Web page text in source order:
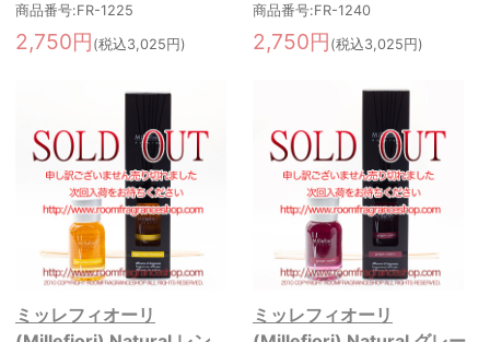
商品番号:FR-1225
2,750円 (税込3,025円)
商品番号:FR-1240
2,750円 (税込3,025円)
ミッレフィオーリ
ミッレフィオーリ